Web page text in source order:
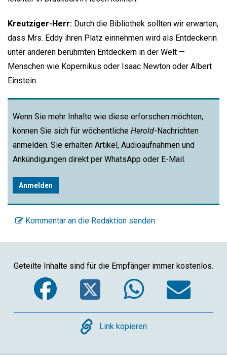
Kreutziger-Herr: Durch die Bibliothek sollten wir erwarten,
dass Mrs. Eddy ihren Platz einnehmen wird als Entdeckerin
unter anderen berühmten Entdeckern in der Welt —
Menschen wie Kopernikus oder Isaac Newton oder Albert
Einstein.
Wenn Sie mehr Inhalte wie diese erforschen möchten,
können Sie sich für wöchentliche Herold-Nachrichten
anmelden. Sie erhalten Artikel, Audioaufnahmen und
Ankündigungen direkt per WhatsApp oder E-Mail.
Anmelden
Kommentar an die Redaktion senden
Geteilte Inhalte sind für die Empfänger immer kostenlos.
Facebook
Twitter
Copy
Link kopieren